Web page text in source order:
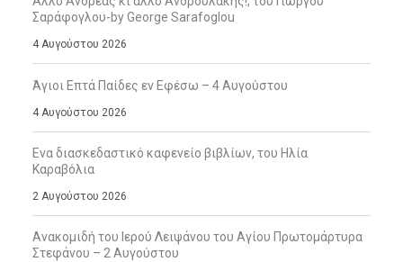
Σαράφογλου-by George Sarafoglou
4 Αυγούστου 2026
Άγιοι Επτά Παίδες εν Εφέσω – 4 Αυγούστου
4 Αυγούστου 2026
Ενα διασκεδαστικό καφενείο βιβλίων, του Ηλία
Καραβόλια
2 Αυγούστου 2026
Ανακομιδή του Ιερού Λειψάνου του Αγίου Πρωτομάρτυρα
Στεφάνου – 2 Αυγούστου